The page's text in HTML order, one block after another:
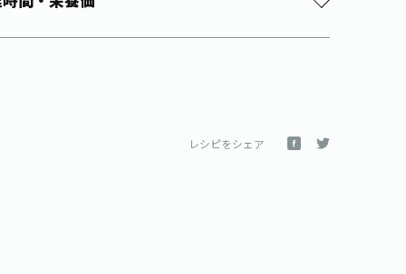
レシピをシェア